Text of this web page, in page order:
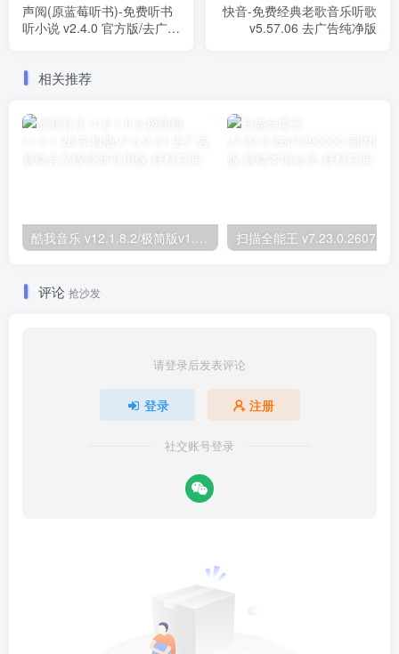
声阅(原蓝莓听书)-免费听书
听小说 v2.4.0 官方版/去广告
快音-免费经典老歌音乐听歌
v5.57.06 去广告纯净版
相关推荐
评论 抢沙发
请登录后发表评论
登录 注册
社交账号登录